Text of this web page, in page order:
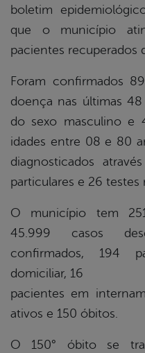
boletim
que o município
pacientes recuperados
Foram confirmados
doença nas últimas
do sexo masculino e
idades entre 08 e 80
diagnosticados
particulares e 26 testes
O município tem
45.999 casos
confirmados, 194
domiciliar, 16
pacientes em
ativos e 150 óbitos.
O 150° óbito se